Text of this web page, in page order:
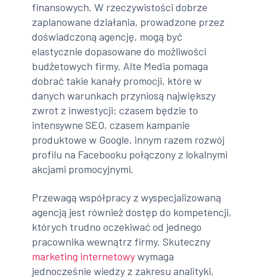
finansowych. W rzeczywistości dobrze
zaplanowane działania, prowadzone przez
doświadczoną agencję, mogą być
elastycznie dopasowane do możliwości
budżetowych firmy. Alte Media pomaga
dobrać takie kanały promocji, które w
danych warunkach przyniosą największy
zwrot z inwestycji: czasem będzie to
intensywne SEO, czasem kampanie
produktowe w Google, innym razem rozwój
profilu na Facebooku połączony z lokalnymi
akcjami promocyjnymi.
Przewagą współpracy z wyspecjalizowaną
agencją jest również dostęp do kompetencji,
których trudno oczekiwać od jednego
pracownika wewnątrz firmy. Skuteczny
marketing internetowywymaga
jednocześnie wiedzy z zakresu analityki,